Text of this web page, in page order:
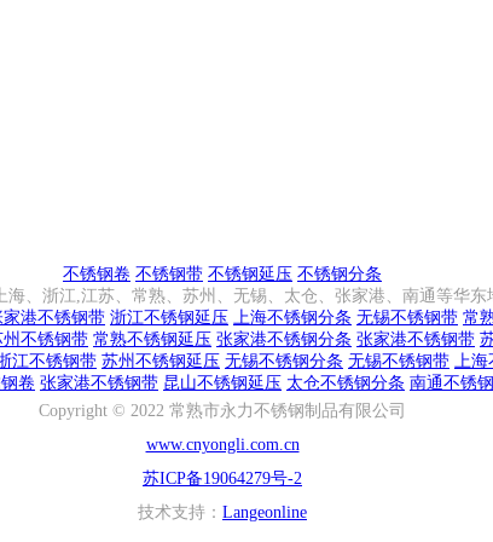
不锈钢卷 不锈钢带 不锈钢延压 不锈钢分条
海、浙江,江苏、常熟、苏州、无锡、太仓、张家港、南通等华东
家港不锈钢带 浙江不锈钢延压 上海不锈钢分条 无锡不锈钢带 常
州不锈钢带 常熟不锈钢延压 张家港不锈钢分条 张家港不锈钢带
江不锈钢带 苏州不锈钢延压 无锡不锈钢分条 无锡不锈钢带
上
卷 张家港不锈钢带 昆山不锈钢延压 太仓不锈钢分条 南通不锈
Copyright © 2022 常熟市永力不锈钢制品有限公司
www.cnyongli.com.cn
苏ICP备19064279号-2
技术支持： Langeonline